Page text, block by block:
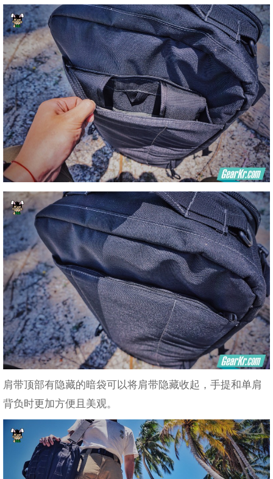
肩带顶部有隐藏的暗袋可以将肩带隐藏收起，手提和单肩
背负时更加方便且美观。